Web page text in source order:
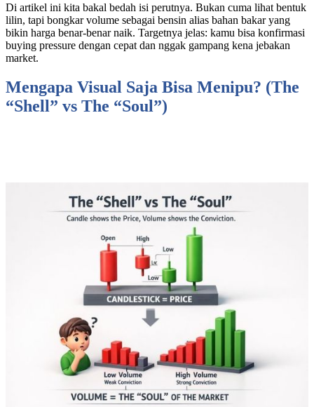
Di artikel ini kita bakal bedah isi perutnya. Bukan cuma lihat bentuk
lilin, tapi bongkar volume sebagai bensin alias bahan bakar yang
bikin harga benar-benar naik. Targetnya jelas: kamu bisa konfirmasi
buying pressure dengan cepat dan nggak gampang kena jebakan
market.
Mengapa Visual Saja Bisa Menipu? (The
“Shell” vs The “Soul”)